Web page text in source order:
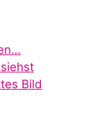
Bild